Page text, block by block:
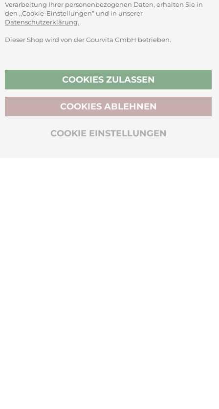
Vertrag widerrufen
BIO-ZERTIFIZIERT
Verarbeitung Ihrer personenbezogenen Daten, erhalten Sie in
den ,,Cookie-Einstellungen“ und in unserer
Datenschutzerklärung.
Dieser Shop wird von der Gourvita GmbH betrieben.
COOKIES ZULASSEN
COOKIE EINSTELLUNGEN
COOKIES ABLEHNEN